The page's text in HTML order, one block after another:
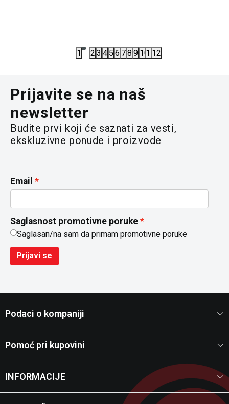
1 2 3 4 5 6 78 9 101112
Prijavite se na naš
newsletter
Budite prvi koji će saznati za vesti,
ekskluzivne ponude i proizvode
Email
Saglasnost promotivne poruke
Saglasan/na sam da primam promotivne poruke
Prijavi se
Podaci o kompaniji
Pomoć pri kupovini
INFORMACIJE